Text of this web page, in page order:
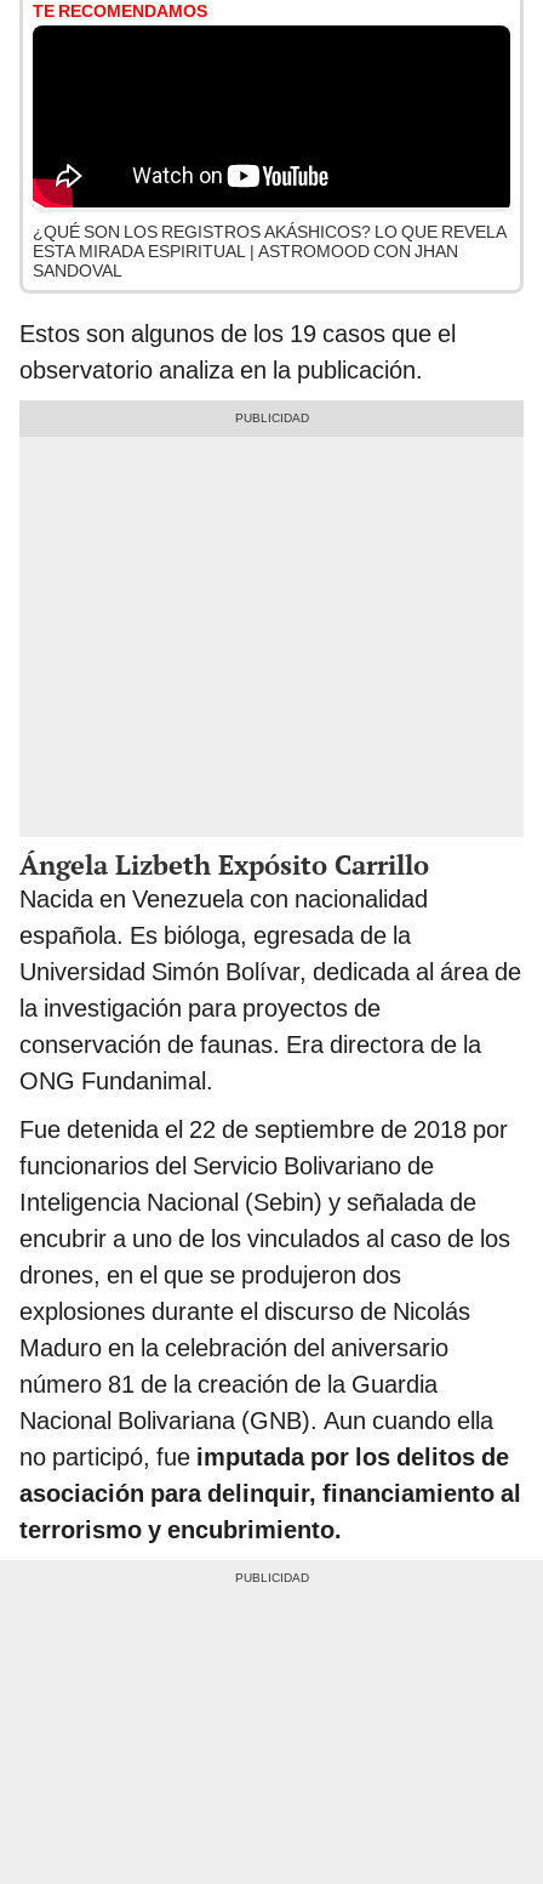
TE RECOMENDAMOS
¿QUÉ SON LOS REGISTROS AKÁSHICOS? LO QUE REVELA
ESTA MIRADA ESPIRITUAL | ASTROMOOD CON JHAN
SANDOVAL
Estos son algunos de los 19 casos que el
observatorio analiza en la publicación.
Ángela Lizbeth Expósito Carrillo
Nacida en Venezuela con nacionalidad
española. Es bióloga, egresada de la
Universidad Simón Bolívar, dedicada al área de
la investigación para proyectos de
conservación de faunas. Era directora de la
ONG Fundanimal.
Fue detenida el 22 de septiembre de 2018 por
funcionarios del Servicio Bolivariano de
Inteligencia Nacional (Sebin) y señalada de
encubrir a uno de los vinculados al caso de los
drones, en el que se produjeron dos
explosiones durante el discurso de Nicolás
Maduro en la celebración del aniversario
número 81 de la creación de la Guardia
Nacional Bolivariana (GNB). Aun cuando ella
no participó, fue imputada por los delitos de
asociación para delinquir, financiamiento al
terrorismo y encubrimiento.